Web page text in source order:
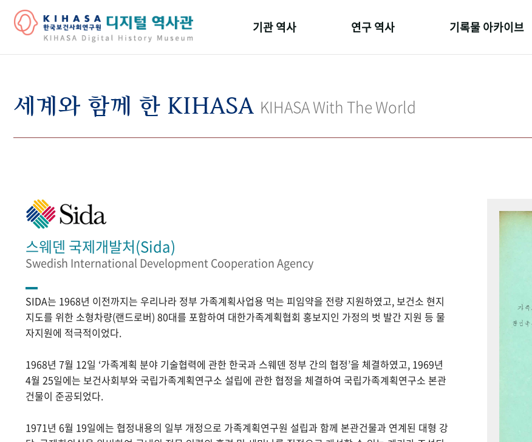
기관 역사 연구 역사
키워드로 보는 연구 역사
기록물 아카이브
세계와 함께 한 KIHASA KIHASA With The World
스웨덴 국제개발처(Sida)
Swedish International Development Cooperation Agency
SIDA는 1968년 이전까지는 우리나라 정부 가족계획사업용 먹는 피임약을 전량 지원하였고, 보건소 현지
지도를 위한 소형차량(랜드로버) 80대를 포함하여 대한가족계획협회 홍보지인 가정의 벗 발간 지원 등 물
자지원에 적극적이었다.
1968년 7월 12일 ‘가족계획 분야 기술협력에 관한 한국과 스웨덴 정부 간의 협정’을 체결하였고, 1969년
4월 25일에는 보건사회부와 국립가족계획연구소 설립에 관한 협정을 체결하여 국립가족계획연구소 본관
건물이 준공되었다.
1971년 6월 19일에는 협정내용의 일부 개정으로 가족계획연구원 설립과 함께 본관건물과 연계된 대형 강